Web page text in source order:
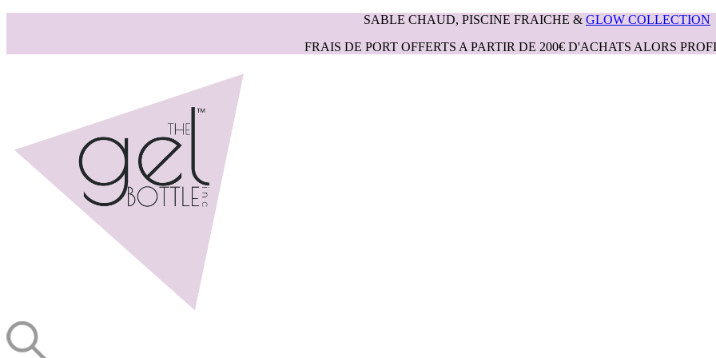
SABLE CHAUD, PISCINE FRAICHE & GLOW COLLECTION
FRAIS DE PORT OFFERTS A PARTIR DE 200€ D'ACHATS ALORS